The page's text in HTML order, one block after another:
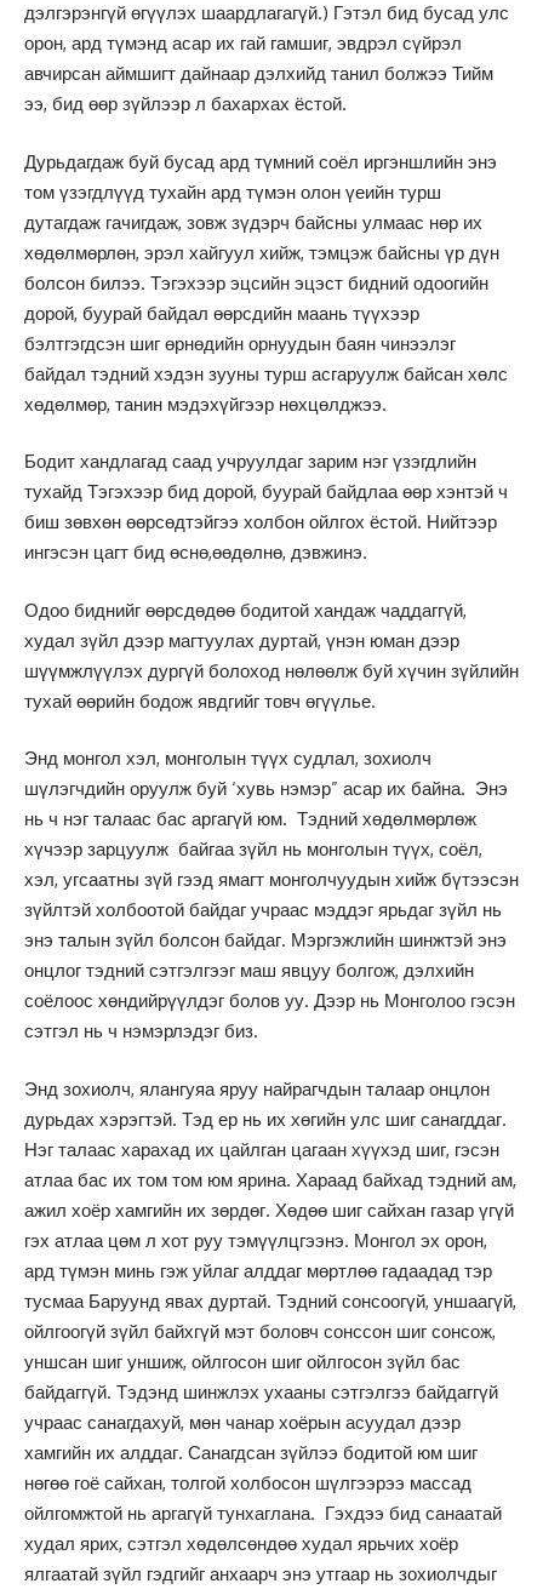
дэлгэрэнгүй өгүүлэх шаардлагагүй.) Гэтэл бид бусад улс
орон, ард түмэнд асар их гай гамшиг, эвдрэл сүйрэл
авчирсан аймшигт дайнаар дэлхийд танил болжээ Тийм
ээ, бид өөр зүйлээр л бахархах ёстой.
Дурьдагдаж буй бусад ард түмний соёл иргэншлийн энэ
том үзэгдлүүд тухайн ард түмэн олон үеийн турш
дутагдаж гачигдаж, зовж зүдэрч байсны улмаас нөр их
хөдөлмөрлөн, эрэл хайгуул хийж, тэмцэж байсны үр дүн
болсон билээ. Тэгэхээр эцсийн эцэст бидний одоогийн
дорой, буурай байдал өөрсдийн маань түүхээр
бэлтгэгдсэн шиг өрнөдийн орнуудын баян чинээлэг
байдал тэдний хэдэн зууны турш асгаруулж байсан хөлс
хөдөлмөр, танин мэдэхүйгээр нөхцөлджээ.
Бодит хандлагад саад учруулдаг зарим нэг үзэгдлийн
тухайд Тэгэхээр бид дорой, буурай байдлаа өөр хэнтэй ч
биш зөвхөн өөрсөдтэйгээ холбон ойлгох ёстой. Нийтээр
ингэсэн цагт бид өснө,өөдөлнө, дэвжинэ.
Одоо биднийг өөрсдөдөө бодитой хандаж чаддаггүй,
худал зүйл дээр магтуулах дуртай, үнэн юман дээр
шүүмжлүүлэх дургүй болоход нөлөөлж буй хүчин зүйлийн
тухай өөрийн бодож явдгийг товч өгүүлье.
Энд монгол хэл, монголын түүх судлал, зохиолч
шүлэгчдийн оруулж буй ‘хувь нэмэр” асар их байна. Энэ
нь ч нэг талаас бас аргагүй юм. Тэдний хөдөлмөрлөж
хүчээр зарцуулж байгаа зүйл нь монголын түүх, соёл,
хэл, угсаатны зүй гээд ямагт монголчуудын хийж бүтээсэн
зүйлтэй холбоотой байдаг учраас мэддэг ярьдаг зүйл нь
энэ талын зүйл болсон байдаг. Мэргэжлийн шинжтэй энэ
онцлог тэдний сэтгэлгээг маш явцуу болгож, дэлхийн
соёлоос хөндийрүүлдэг болов уу. Дээр нь Монголоо гэсэн
сэтгэл нь ч нэмэрлэдэг биз.
Энд зохиолч, ялангуяа яруу найрагчдын талаар онцлон
дурьдах хэрэгтэй. Тэд ер нь их хөгийн улс шиг санагддаг.
Нэг талаас харахад их цайлган цагаан хүүхэд шиг, гэсэн
атлаа бас их том том юм ярина. Хараад байхад тэдний ам,
ажил хоёр хамгийн их зөрдөг. Хөдөө шиг сайхан газар үгүй
гэх атлаа цөм л хот руу тэмүүлцгээнэ. Монгол эх орон,
ард түмэн минь гэж уйлаг алддаг мөртлөө гадаадад тэр
тусмаа Баруунд явах дуртай. Тэдний сонсоогүй, уншаагүй,
ойлгоогүй зүйл байхгүй мэт боловч сонссон шиг сонсож,
уншсан шиг уншиж, ойлгосон шиг ойлгосон зүйл бас
байдаггүй. Тэдэнд шинжлэх ухааны сэтгэлгээ байдаггүй
учраас санагдахуй, мөн чанар хоёрын асуудал дээр
хамгийн их алддаг. Санагдсан зүйлээ бодитой юм шиг
нөгөө гоё сайхан, толгой холбосон шүлгээрээ массад
ойлгомжтой нь аргагүй тунхаглана. Гэхдээ бид санаатай
худал ярих, сэтгэл хөдөлсөндөө худал ярьчих хоёр
ялгаатай зүйл гэдгийг анхаарч энэ утгаар нь зохиолчдыг